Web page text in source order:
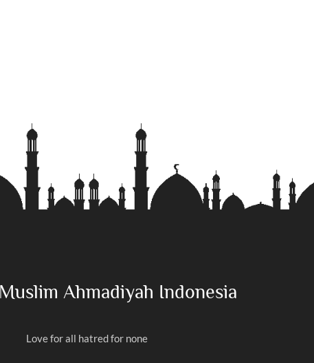
Muslim Ahmadiyah Indonesia
Love for all hatred for none